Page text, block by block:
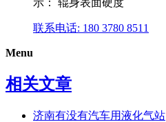
示： 辊身表面硬度
联系电话: 180 3780 8511
Menu
相关文章
济南有没有汽车用液化气站